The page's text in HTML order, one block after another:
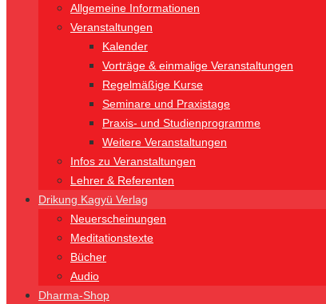
Allgemeine Informationen
Veranstaltungen
Kalender
Vorträge & einmalige Veranstaltungen
Regelmäßige Kurse
Seminare und Praxistage
Praxis- und Studienprogramme
Weitere Veranstaltungen
Infos zu Veranstaltungen
Lehrer & Referenten
Drikung Kagyü Verlag
Neuerscheinungen
Meditationstexte
Bücher
Audio
Dharma-Shop